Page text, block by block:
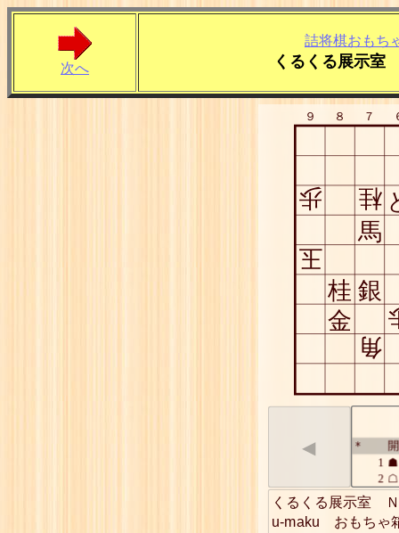
次へ
詰将棋おもち
くるくる展示
９ ８ ７
歩 桂
馬
玉
桂 銀
金
角
◀ *
1 ☗
2 ☖
☗
5☗
くるくる展示室　
u-maku　おもちゃ